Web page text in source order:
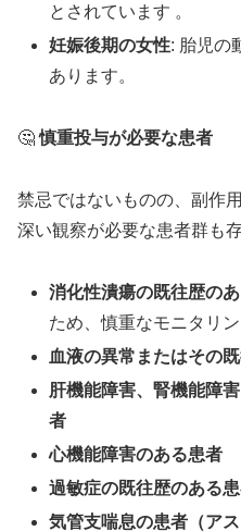
とされています 。
妊娠後期の女性: 胎児の
あります。
🤔慎重投与が必要な患者
禁忌ではないものの、副作
深い観察が必要な患者群も
消化性潰瘍の既往歴の
ため、慎重なモニタリン
血液の異常またはその
肝機能障害、腎機能障
者
心機能障害のある患者
過敏症の既往歴のある
気管支喘息の患者（ア